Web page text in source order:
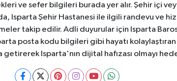
ve sefer bilgileri burada yer alır. Şehir içi
Isparta Şehir Hastanesi ile ilgili randevu ve
takip edilir. Adli duyurular için Isparta
posta kodu bilgileri gibi hayatı
getirerek Isparta'nın dijital hafızası olmayı